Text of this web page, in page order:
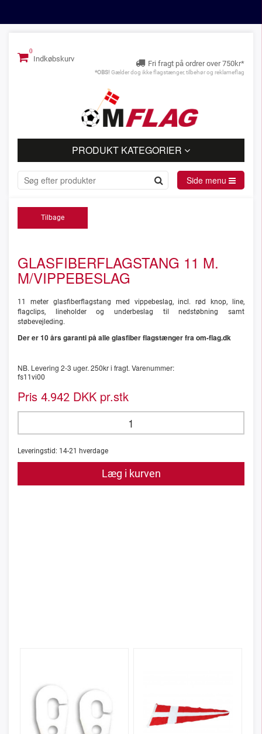
Indkøbskurv
Fri fragt på ordrer over 750kr*
*OBS! Gælder dog ikke flagstænger, tilbehør og reklameflag
PRODUKT KATEGORIER
Side menu
Tilbage
GLASFIBERFLAGSTANG 11 M.
M/VIPPEBESLAG
11 meter glasfiberflagstang med vippebeslag, incl. rød knop, line,
flagclips, lineholder og underbeslag til nedstøbning samt
støbevejleding.
Der er 10 års garanti på alle glasfiber flagstænger fra om-flag.dk
NB. Levering 2-3 uger. 250kr i fragt. Varenummer:
fs11vi00
Pris 4.942 DKK pr.stk
Leveringstid: 14-21 hverdage
Læg i kurven